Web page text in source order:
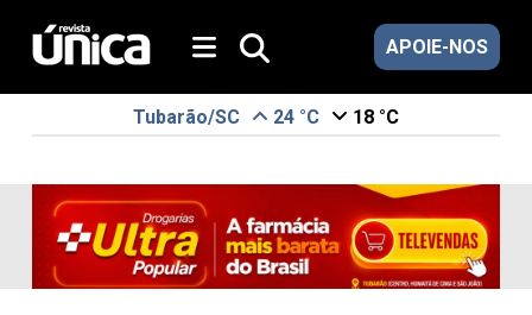
APOIE-NOS
Tubarão/SC 24 °C 18 °C